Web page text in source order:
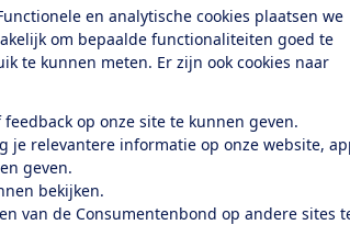
en analytische cookies plaatsen we
om bepaalde functionaliteiten goed te
te kunnen meten. Er zijn ook cookies naar
op onze site te kunnen geven.
je relevantere informatie op onze website,
geven.
bekijken.
van de Consumentenbond op andere sites
in